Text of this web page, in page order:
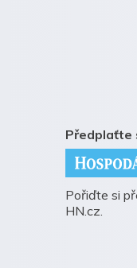
Předplaťte
Pořiďte si
HN.cz.